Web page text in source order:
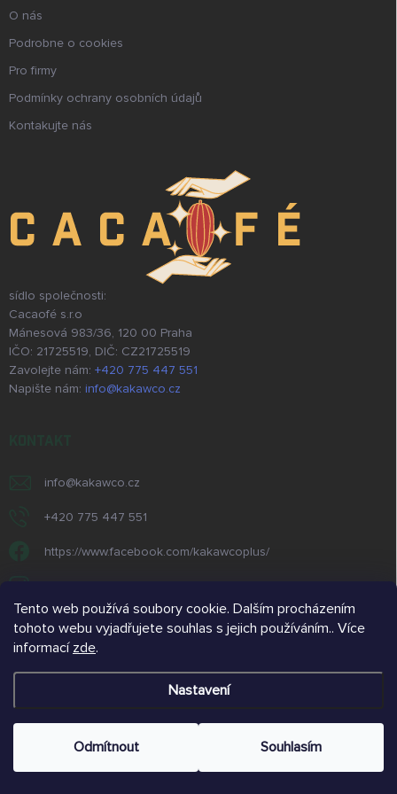
Tento web používá soubory cookie. Dalším procházením
tohoto webu vyjadřujete souhlas s jejich používáním.. Více
informací zde.
Nastavení
Odmítnout Souhlasím
O nás
Podrobne o cookies
Pro firmy
Podmínky ochrany osobních údajů
Kontakujte nás
sídlo společnosti:
Cacaofé s.r.o
Mánesová 983/36, 120 00 Praha
IČO: 21725519, DIČ: CZ21725519
Zavolejte nám: +420 775 447 551
Napište nám: info@kakawco.cz
info@kakawco.cz
+420 775 447 551
https://www.facebook.com/kakawcoplus/
https://www.youtube.com/@kakawcoplus
@kakawco
Vytvořil Shoptet
Copyright 2026 . Všechna práva vyhrazena.